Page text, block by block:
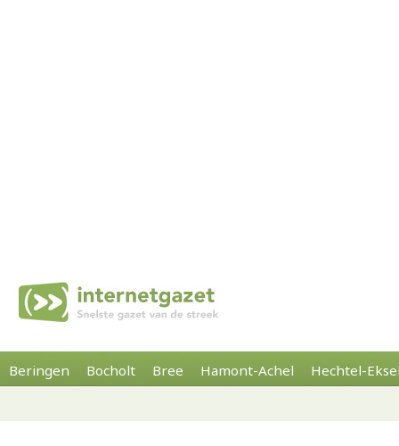
Beringen Bocholt Bree Hamont-Achel Hechtel-